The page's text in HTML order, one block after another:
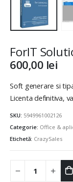
ForIT
600,00 lei
Soft generare si
Licenta definitiva,
SKU: 5949961002126
Categorie: Office &
Etichetă: CrazySales